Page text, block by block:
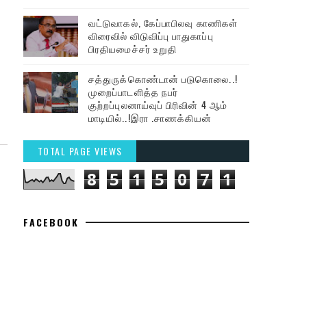
வட்டுவாகல், கேப்பாபிலவு காணிகள்
விரைவில் விடுவிப்பு பாதுகாப்பு
பிரதியமைச்சர் உறுதி
சத்துருக்கொண்டான் படுகொலை..!
முறைப்பாடளித்த நபர்
குற்றப்புலனாய்வுப் பிரிவின் 4 ஆம்
மாடியில்..!இரா .சாணக்கியன்
TOTAL PAGE VIEWS
8 5 1 5 0 7 1
FACEBOOK